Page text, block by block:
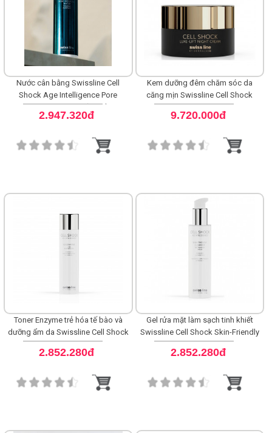
Nước cân bằng Swissline Cell
Shock Age Intelligence Pore
Reducing Water (NEW)
2.947.320đ
Kem dưỡng đêm chăm sóc da
căng mịn Swissline Cell Shock
Luxe-Lift Night Cream
9.720.000đ
Toner Enzyme trẻ hóa tế bào và
dưỡng ẩm da Swissline Cell Shock
Good Water
2.852.280đ
Gel rửa mặt làm sạch tinh khiết
Swissline Cell Shock Skin-Friendly
Cleanser
2.852.280đ